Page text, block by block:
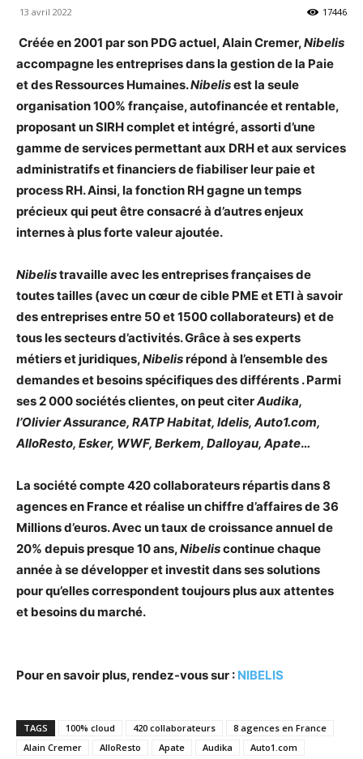
13 avril 2022 17446
Créée en 2001 par son PDG actuel, Alain Cremer,Nibelis
accompagne les entreprises dans la gestion de la Paie
et des Ressources Humaines.Nibelisest la seule
organisation 100% française, autofinancée et rentable,
proposant un SIRH complet et intégré, assorti d’une
gamme de services permettant aux DRH et aux services
administratifs et financiers de fiabiliser leur paie et
process RH. Ainsi, la fonction RH gagne un temps
précieux qui peut être consacré à d’autres enjeux
internes à plus forte valeur ajoutée.
Nibelistravaille avec les entreprises françaises de
toutes tailles (avec un cœur de cible PME et ETI à savoir
des entreprises entre 50 et 1500 collaborateurs) et de
tous les secteurs d’activités. Grâce à ses experts
métiers et juridiques,Nibelisrépond à l’ensemble des
demandes et besoins spécifiques des différents . Parmi
ses 2 000 sociétés clientes, on peut citerAudika,
l’Olivier Assurance, RATP Habitat, Idelis, Auto1.com,
AlloResto, Esker, WWF, Berkem, Dalloyau, Apate…
La société compte 420 collaborateurs répartis dans 8
agences en France et réalise un chiffre d’affaires de 36
Millions d’euros. Avec un taux de croissance annuel de
20% depuis presque 10 ans,Nibeliscontinue chaque
année à se développer et investit dans ses solutions
pour qu’elles correspondent toujours plus aux attentes
et besoins du marché.
Pour en savoir plus, rendez-vous sur : NIBELIS
TAGS 100% cloud 420 collaborateurs
8 agences en France
Alain Cremer
AlloResto Apate Audika
Auto1.com